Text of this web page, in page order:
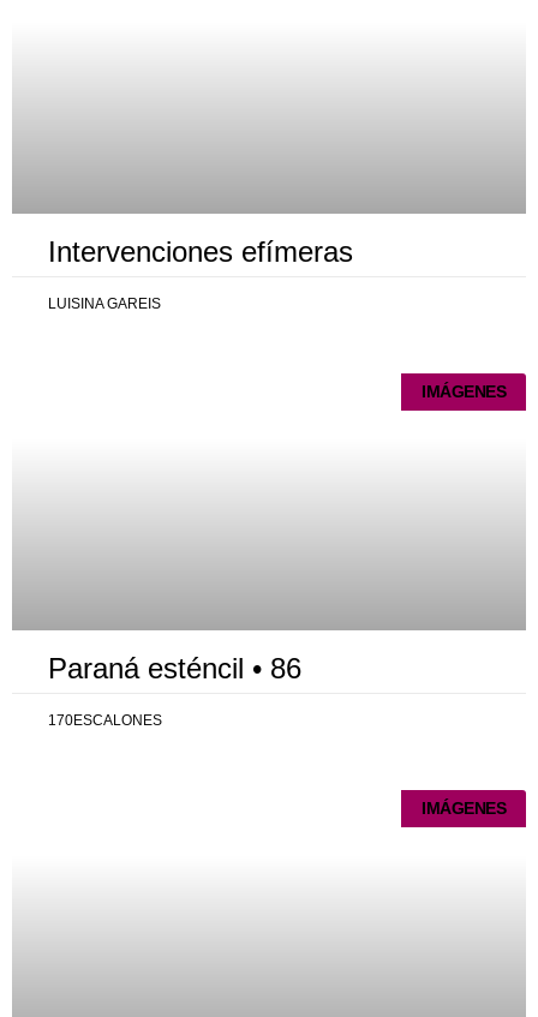
Intervenciones efímeras
LUISINA GAREIS
IMÁGENES
Paraná esténcil • 86
170ESCALONES
IMÁGENES